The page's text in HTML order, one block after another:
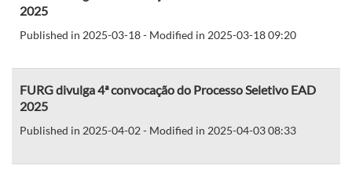
2025
Published in 2025-03-18 - Modified in 2025-03-18 09:20
FURG divulga 4ª convocação do Processo Seletivo EAD
2025
Published in 2025-04-02 - Modified in 2025-04-03 08:33